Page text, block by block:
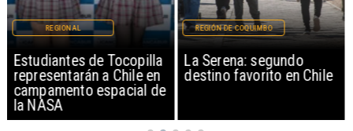
Estudiantes de Tocopilla
representarán a Chile en
campamento espacial de
la NASA
REGIONAL
La Serena: segundo
destino favorito en Chile
REGIÓN DE COQUIMBO